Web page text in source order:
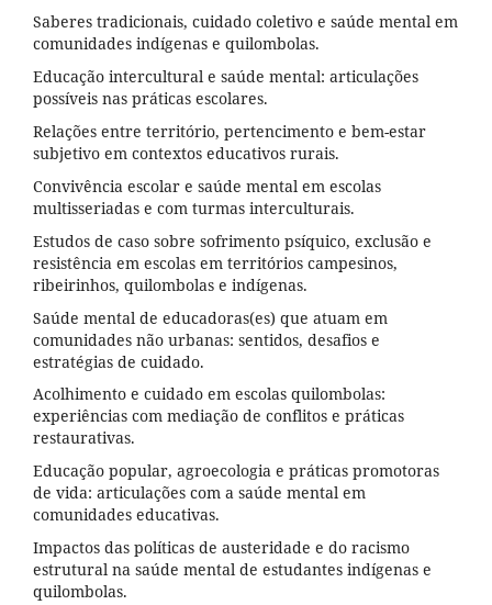
Saberes tradicionais, cuidado coletivo e saúde mental em
comunidades indígenas e quilombolas.
Educação intercultural e saúde mental: articulações
possíveis nas práticas escolares.
Relações entre território, pertencimento e bem-estar
subjetivo em contextos educativos rurais.
Convivência escolar e saúde mental em escolas
multisseriadas e com turmas interculturais.
Estudos de caso sobre sofrimento psíquico, exclusão e
resistência em escolas em territórios campesinos,
ribeirinhos, quilombolas e indígenas.
Saúde mental de educadoras(es) que atuam em
comunidades não urbanas: sentidos, desafios e
estratégias de cuidado.
Acolhimento e cuidado em escolas quilombolas:
experiências com mediação de conflitos e práticas
restaurativas.
Educação popular, agroecologia e práticas promotoras
de vida: articulações com a saúde mental em
comunidades educativas.
Impactos das políticas de austeridade e do racismo
estrutural na saúde mental de estudantes indígenas e
quilombolas.